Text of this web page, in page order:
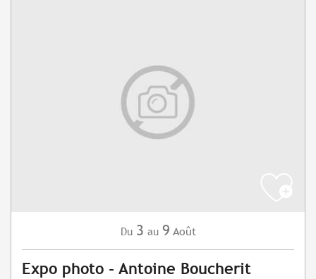
Du 3 au 9 Août
Expo photo - Antoine Boucherit